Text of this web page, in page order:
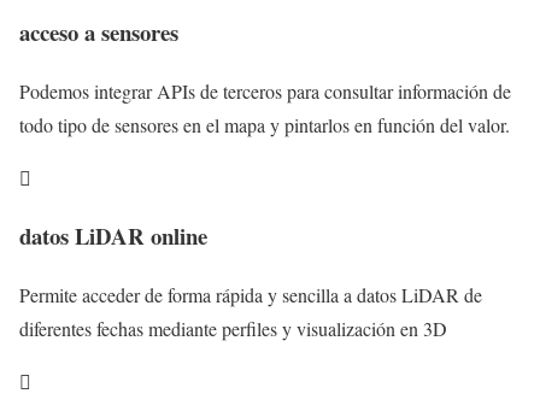
acceso a sensores
Podemos integrar APIs de terceros para consultar información de
todo tipo de sensores en el mapa y pintarlos en función del valor.

datos LiDAR online
Permite acceder de forma rápida y sencilla a datos LiDAR de
diferentes fechas mediante perfiles y visualización en 3D
